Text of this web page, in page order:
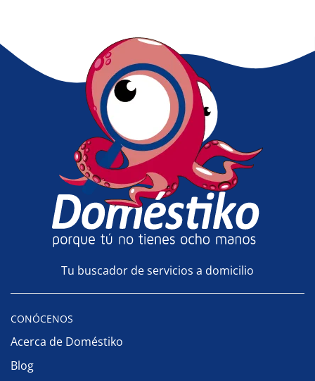
Tu buscador de servicios a domicilio
CONÓCENOS
Acerca de Doméstiko
Blog